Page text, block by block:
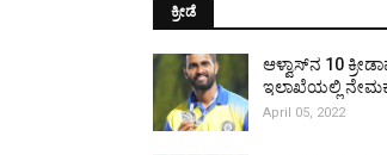
ಕ್ರೀಡೆ
ಆಳ್ವಾಸ್‌ನ 10
ಇಲಾಖೆಯಲ್ಲಿ
April 05, 2022